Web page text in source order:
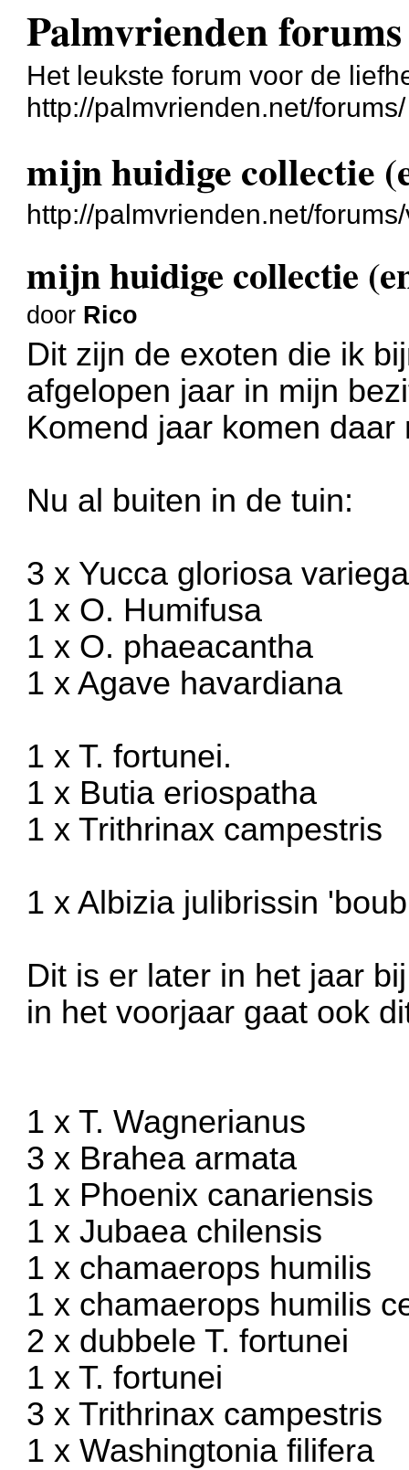
Palmvrienden forums
Het leukste forum voor de
http://palmvrienden.net/forums/
mijn huidige collectie
http://palmvrienden.net/
mijn huidige collectie
door Rico
Dit zijn de exoten die ik
afgelopen jaar in mijn
Komend jaar komen
Nu al buiten in de tuin:
3 x Yucca gloriosa
1 x O. Humifusa
1 x O. phaeacantha
1 x Agave havardiana
1 x T. fortunei.
1 x Butia eriospatha
1 x Trithrinax campestris
1 x Albizia julibrissin
Dit is er later in het jaar
in het voorjaar gaat ook
1 x T. Wagnerianus
3 x Brahea armata
1 x Phoenix canariensis
1 x Jubaea chilensis
1 x chamaerops humilis
1 x chamaerops humilis
2 x dubbele T. fortunei
1 x T. fortunei
3 x Trithrinax campestris
1 x Washingtonia filifera